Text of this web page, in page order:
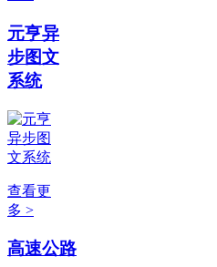
元亨异
步图文
系统
查看更
多 >
高速公路